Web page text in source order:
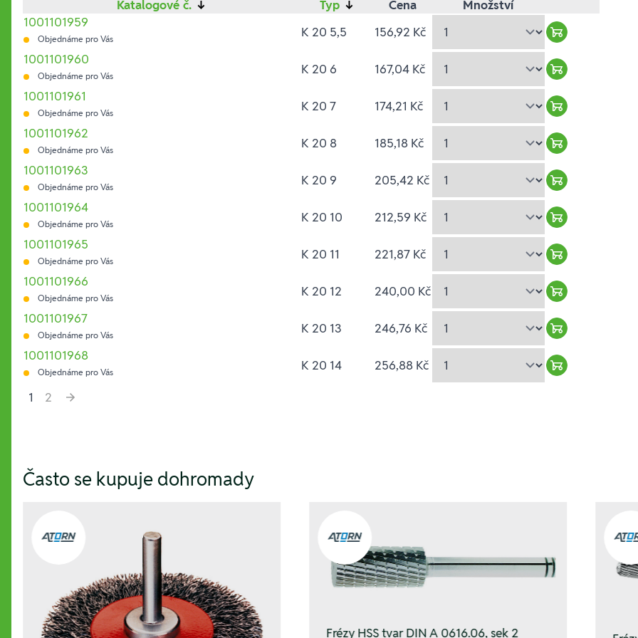
Katalogové č. ↓ Typ ↓ Cena
Množství
1001101959
Objednáme pro Vás K 20 5,5 156,92 Kč
Warenkorb
1001101960
Objednáme pro Vás K 20 6 167,04 Kč
Warenkorb
1001101961
Objednáme pro Vás K 20 7 174,21 Kč
Warenkorb
1001101962
Objednáme pro Vás K 20 8 185,18 Kč
Warenkorb
1001101963
Objednáme pro Vás K 20 9 205,42 Kč
Warenkorb
1001101964
Objednáme pro Vás K 20 10 212,59 Kč
Warenkorb
1001101965
Objednáme pro Vás K 20 11 221,87 Kč
Warenkorb
1001101966
Objednáme pro Vás K 20 12 240,00 Kč
Warenkorb
1001101967
Objednáme pro Vás K 20 13 246,76 Kč
Warenkorb
1001101968
Objednáme pro Vás K 20 14 256,88 Kč
Warenkorb
1
2
Často se kupuje dohromady
Frézy HSS tvar DIN A 0616.06, sek 2